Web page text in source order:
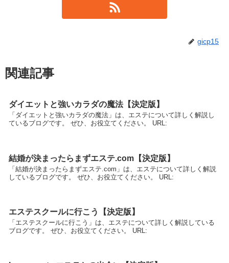
gicp15
関連記事
ダイエットと強いカラダの魔法【決定版】
「ダイエットと強いカラダの魔法」は、エステについて詳しく解説し
ているブログです。 ぜひ、お役立てください。 URL:
結婚が決まったらまずエステ.com【決定版】
「結婚が決まったらまずエステ.com」は、エステについて詳しく解説
しているブログです。 ぜひ、お役立てください。 URL:
エステスクールに行こう【決定版】
「エステスクールに行こう」は、エステについて詳しく解説している
ブログです。 ぜひ、お役立てください。 URL: